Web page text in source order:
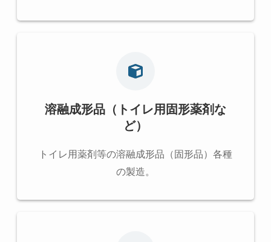
溶融成形品 （トイレ用固形薬剤な
ど）
トイレ用薬剤等の溶融成形品（固形品）各種
の製造。